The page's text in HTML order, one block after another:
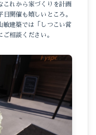
これから家づくりを計画
開催も嬉しいところ。
敏建築では「しつこい営
相談ください。